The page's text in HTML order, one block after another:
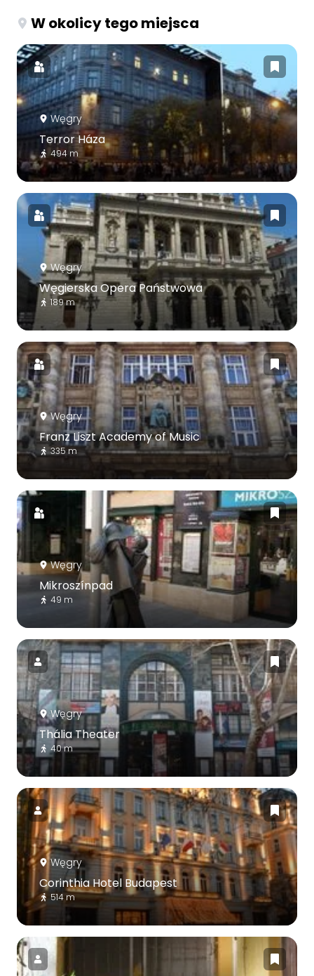
W okolicy tego miejsca
Węgry
Terror Háza
494 m
Węgry
Węgierska Opera Państwowa
189 m
Węgry
Franz Liszt Academy of Music
335 m
Węgry
Mikroszínpad
49 m
Węgry
Thália Theater
40 m
Węgry
Corinthia Hotel Budapest
514 m